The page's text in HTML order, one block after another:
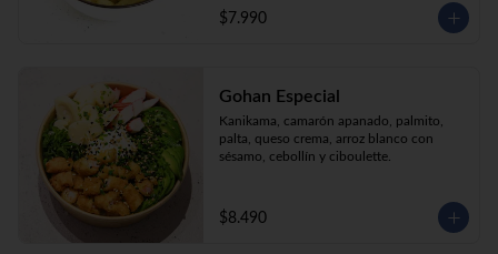
$7.990
Gohan Especial
Kanikama, camarón apanado, palmito,
palta, queso crema, arroz blanco con
sésamo, cebollín y ciboulette.
$8.490